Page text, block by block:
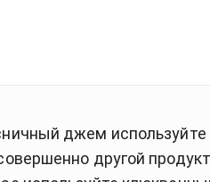
джем используйте
другой